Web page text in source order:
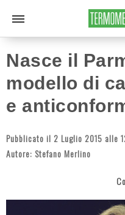
Nasce il
modello di
e
Pubblicato il 2 Luglio 2015 alle
Autore: Stefano Merlino